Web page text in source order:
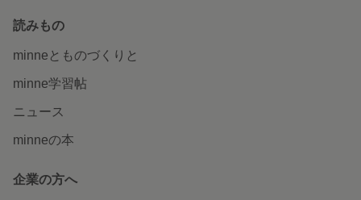
読みもの
minneとものづくりと
minne学習帖
ニュース
minneの本
企業の方へ